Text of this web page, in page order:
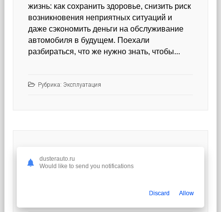
жизнь: как сохранить здоровье, снизить риск
возникновения неприятных ситуаций и
даже сэкономить деньги на обслуживание
автомобиля в будущем. Поехали
разбираться, что же нужно знать, чтобы...
Рубрика: Эксплуатация
СЛУЖБУ ВЫЕЗДНОГО
dusterauto.ru
Would like to send you notifications
Discard Allow